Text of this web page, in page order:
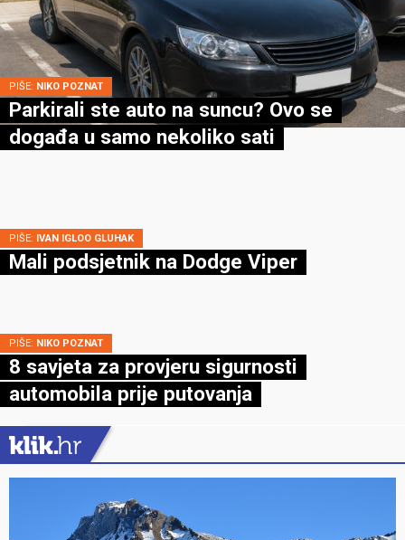
PIŠE: NIKO POZNAT
Parkirali ste auto na suncu? Ovo se
događa u samo nekoliko sati
PIŠE: IVAN IGLOO GLUHAK
Mali podsjetnik na Dodge Viper
PIŠE: NIKO POZNAT
8 savjeta za provjeru sigurnosti
automobila prije putovanja